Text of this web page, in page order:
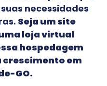
necessidades
Seja um site
loja virtual
hospedagem
crescimento em
GO.